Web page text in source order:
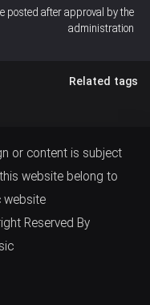
posted after approval by the
administration
Related tags
or content is subject
website belong to
website
Reserved By